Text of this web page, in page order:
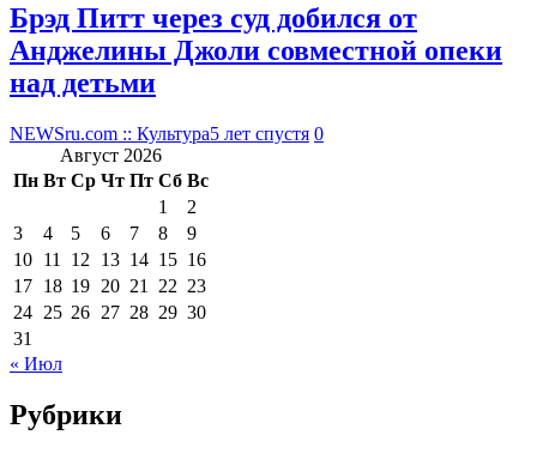
Брэд Питт через суд добился от
Анджелины Джоли совместной опеки
над детьми
NEWSru.com :: Культура5 лет спустя 0
Август 2026
Пн Вт Ср Чт Пт Сб Вс
1
2
3
4 5 6 7 8
9
10 11 12 13 14 15 16
17 18 19 20 21 22 23
24 25 26 27 28 29 30
31
« Июл
Рубрики